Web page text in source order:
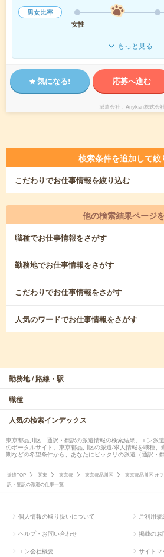
男女比率
女性
もっと見る
気になる! 応募へ進む
派遣会社 Anykan株式会社
検索条件を追加して絞
こだわりでお仕事情報を絞り込む
他の検索結果ページ
職種でお仕事情報をさがす
勤務地でお仕事情報をさがす
こだわりでお仕事情報をさがす
人気のワードでお仕事情報をさがす
勤務地 / 路線・駅
職種
人気の検索インデックス
東京都品川区 - 通訳・翻訳の派遣情報の検索結果。エン派
のポータルサイト。東京都品川区の派遣/求人情報を職種
期などの希望条件から、あなたにピッタリの派遣（通訳・
派遣TOP 関東 東京都 東京都品川区 東京都品川区 オ
訳・翻訳の派遣の仕事一覧
個人情報の取り扱いについて ご利用規
ヘルプ・お問い合わせ 掲載のお
エン会社概要 サイトマ